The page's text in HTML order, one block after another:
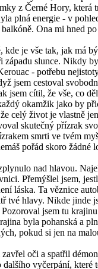
z Černé Hory, která
plná energie - v
Ona mi hned
je vše tak, jak má
západu slunce. Nikdy
- potřebu
jsem cestoval
jsem cítil, že vše, co
okamžik jako by
celý život je vlastně
skutečný přízrak
smrti ve tvém
pořád skoro žádné
nad hlavou.
Přemýšlel jsem,
láska. Ta věznice
tvé hlavy. Nikde jinde
jsem tu
byla pohanská a
pokud si jen na
oči a spatřil
dalšího vyčerpání, které